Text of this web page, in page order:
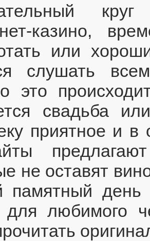
круг
казино,
или
слушать
это
свадьба
приятное и
не оставят
памятный день
для любимого